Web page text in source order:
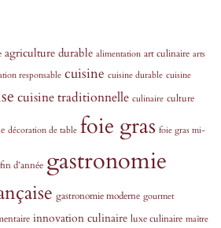
agriculture durable alimentation art culinaire arts
responsable cuisine cuisine durable cuisine
cuisine traditionnelle culinaire culture
décoration de table foie gras foie gras mi-
d’année gastronomie
gastronomie moderne gourmet
innovation culinaire luxe culinaire maître